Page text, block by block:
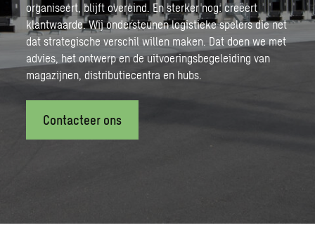
organiseert, blijft overeind. En sterker nog: creëert
klantwaarde. Wij ondersteunen logistieke spelers die net
dat strategische verschil willen maken. Dat doen we met
advies, het ontwerp en de uitvoeringsbegeleiding van
magazijnen, distributiecentra en hubs.
Contacteer ons